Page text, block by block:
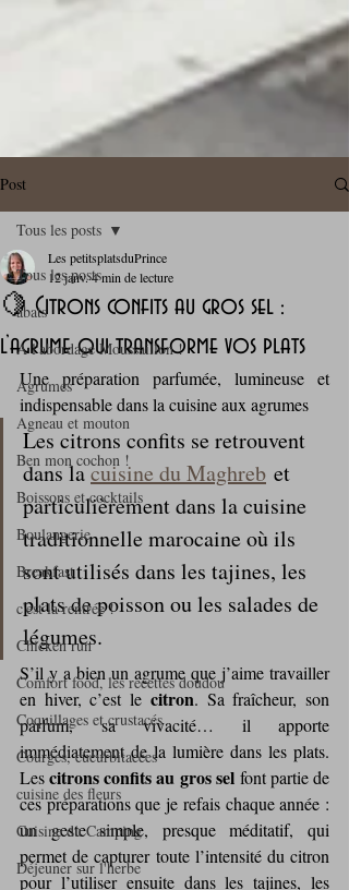
Post
Tous les posts
abats
A l'abordage Moussaillon !
Agrumes
Agneau et mouton
Ben mon cochon !
Boissons et cocktails
Boulangerie
Breakfast
c'est la rentrée !
Chicken run
Comfort food, les recettes doudou
Coquillages et crustacés
Courges, cucurbitacées
cuisine des fleurs
Cuisine du Camping
Déjeuner sur l'herbe
Tous les posts
🍋 Citrons confits au gros sel :
l’agrume qui transforme vos plats
Les petitsplatsduPrince
12 janv.4 min de lecture
Une préparation parfumée, lumineuse et
indispensable dans la cuisine aux agrumes
Les citrons confits se retrouvent
dans la cuisine du Maghreb et
particulièrement dans la cuisine
traditionnelle marocaine où ils
sont utilisés dans les tajines, les
plats de poisson ou les salades de
légumes.
S’il y a bien un agrume que j’aime travailler
en hiver, c’est le citron. Sa fraîcheur, son
parfum, sa vivacité… il apporte
immédiatement de la lumière dans les plats.
Les citrons confits au gros sel font partie de
ces préparations que je refais chaque année :
un geste simple, presque méditatif, qui
permet de capturer toute l’intensité du citron
pour l’utiliser ensuite dans les tajines, les